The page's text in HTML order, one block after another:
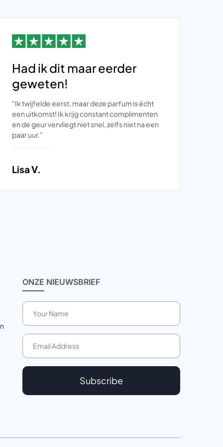
Had ik dit maar eerder
geweten!
“Ik twijfelde eerst, maar deze parfum is écht
een uitkomst! Ik krijg constant complimenten
en de geur vervliegt niet snel, zelfs niet na een
paar uur.”
Lisa V.
ONZE NIEUWSBRIEF
Subscribe